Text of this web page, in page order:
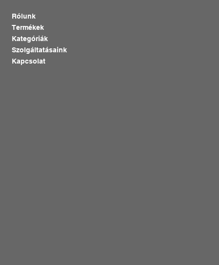
Rólunk
Termékek
Kategóriák
Szolgáltatásaink
Kapcsolat